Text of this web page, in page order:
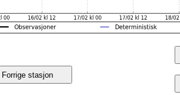
Forrige stasjon